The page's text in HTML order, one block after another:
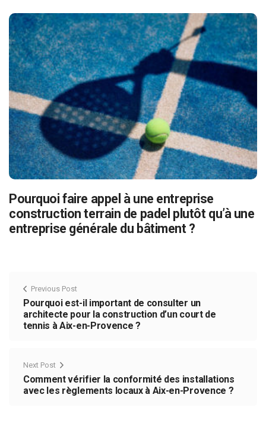
Pourquoi faire appel à une entreprise
construction terrain de padel plutôt qu’à une
entreprise générale du bâtiment ?
Previous Post
Pourquoi est-il important de consulter un
architecte pour la construction d’un court de
tennis à Aix-en-Provence ?
Next Post
Comment vérifier la conformité des installations
avec les règlements locaux à Aix-en-Provence ?